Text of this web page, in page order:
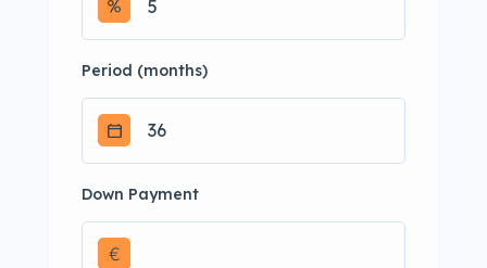
Period (months)
Down Payment
€